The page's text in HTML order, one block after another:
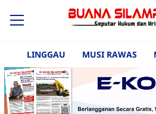
LINGGAU MUSI RAWAS